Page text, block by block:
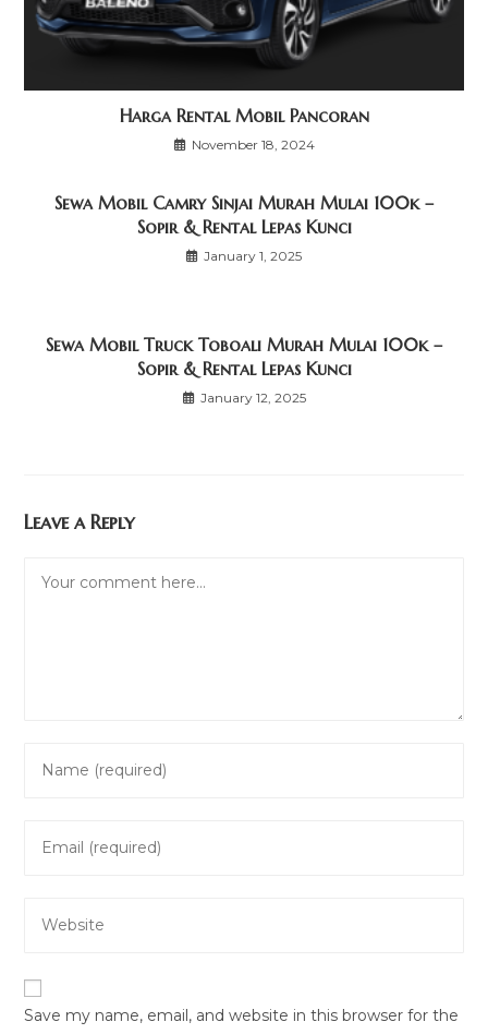
Harga Rental Mobil Pancoran
November 18, 2024
Sewa Mobil Camry Sinjai Murah Mulai 100k –
Sopir & Rental Lepas Kunci
January 1, 2025
Sewa Mobil Truck Toboali Murah Mulai 100k –
Sopir & Rental Lepas Kunci
January 12, 2025
Leave a Reply
comment
address
URL
(optional)
Save my name, email, and website in this browser for the